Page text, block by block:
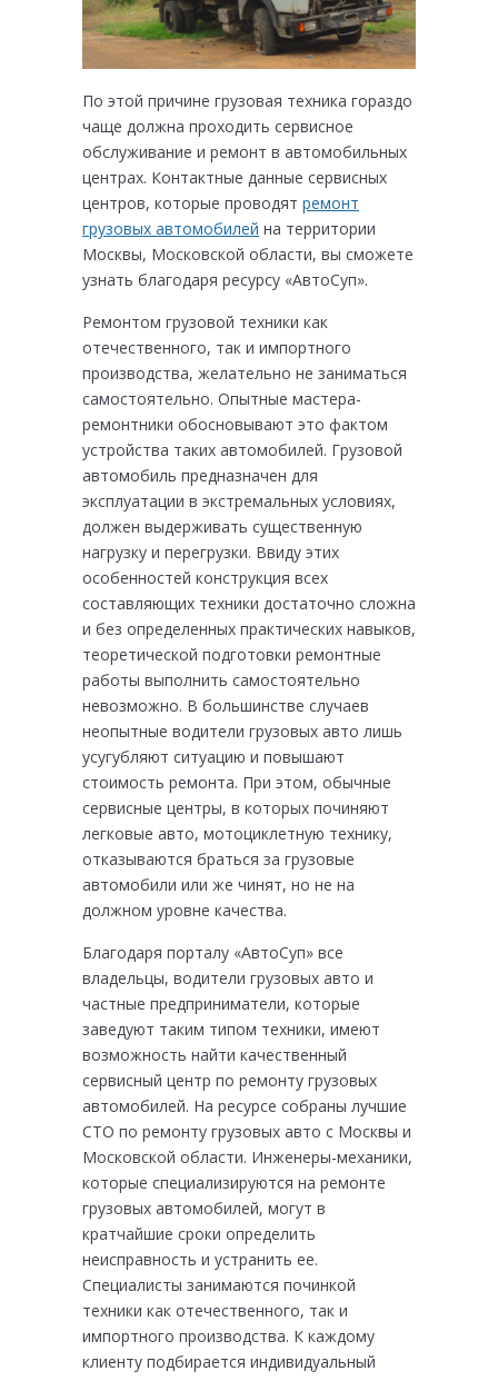
По этой причине грузовая техника гораздо
чаще должна проходить сервисное
обслуживание и ремонт в автомобильных
центрах. Контактные данные сервисных
центров, которые проводят ремонт
грузовых автомобилей на территории
Москвы, Московской области, вы сможете
узнать благодаря ресурсу «АвтоСуп».
Ремонтом грузовой техники как
отечественного, так и импортного
производства, желательно не заниматься
самостоятельно. Опытные мастера-
ремонтники обосновывают это фактом
устройства таких автомобилей. Грузовой
автомобиль предназначен для
эксплуатации в экстремальных условиях,
должен выдерживать существенную
нагрузку и перегрузки. Ввиду этих
особенностей конструкция всех
составляющих техники достаточно сложна
и без определенных практических навыков,
теоретической подготовки ремонтные
работы выполнить самостоятельно
невозможно. В большинстве случаев
неопытные водители грузовых авто лишь
усугубляют ситуацию и повышают
стоимость ремонта. При этом, обычные
сервисные центры, в которых починяют
легковые авто, мотоциклетную технику,
отказываются браться за грузовые
автомобили или же чинят, но не на
должном уровне качества.
Благодаря порталу «АвтоСуп» все
владельцы, водители грузовых авто и
частные предприниматели, которые
заведуют таким типом техники, имеют
возможность найти качественный
сервисный центр по ремонту грузовых
автомобилей. На ресурсе собраны лучшие
СТО по ремонту грузовых авто с Москвы и
Московской области. Инженеры-механики,
которые специализируются на ремонте
грузовых автомобилей, могут в
кратчайшие сроки определить
неисправность и устранить ее.
Специалисты занимаются починкой
техники как отечественного, так и
импортного производства. К каждому
клиенту подбирается индивидуальный